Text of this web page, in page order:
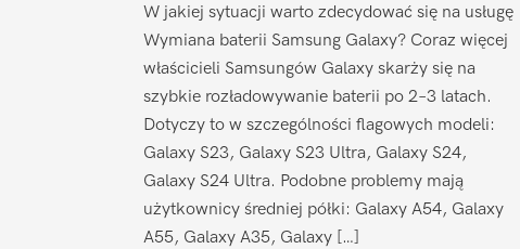
W jakiej sytuacji warto zdecydować się na usługę
Wymiana baterii Samsung Galaxy? Coraz więcej
właścicieli Samsungów Galaxy skarży się na
szybkie rozładowywanie baterii po 2–3 latach.
Dotyczy to w szczególności flagowych modeli:
Galaxy S23, Galaxy S23 Ultra, Galaxy S24,
Galaxy S24 Ultra. Podobne problemy mają
użytkownicy średniej półki: Galaxy A54, Galaxy
A55, Galaxy A35, Galaxy […]